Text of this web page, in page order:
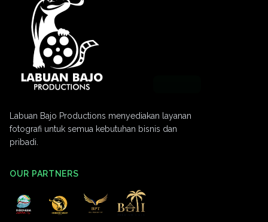
Labuan Bajo Productions menyediakan layanan
fotografi untuk semua kebutuhan bisnis dan
pribadi.
OUR PARTNERS